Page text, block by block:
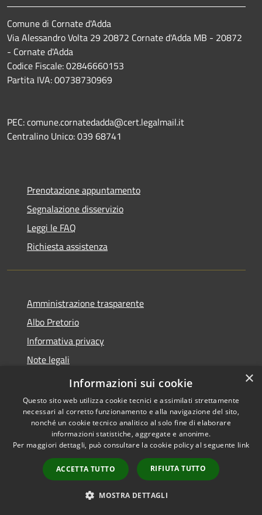
Comune di Cornate d'Adda
Via Alessandro Volta 29 20872 Cornate d'Adda MB - 20872
- Cornate d'Adda
Codice Fiscale: 02846660153
Partita IVA: 00738730969
PEC: comune.cornatedadda@cert.legalmail.it
Centralino Unico: 039 68741
Prenotazione appuntamento
Segnalazione disservizio
Leggi le FAQ
Richiesta assistenza
Amministrazione trasparente
Albo Pretorio
Informativa privacy
Note legali
Dichiarazione di accessibilità
Accessibilità
Copyright © 2026 • Città di
Cornate d'Adda • Powered by
Municipium•
Accesso
redazione
×
Informazioni sui cookie
Questo sito web utilizza cookie tecnici e assimilati strettamente
necessari al corretto funzionamento e alla navigazione del sito,
nonché un cookie tecnico analitico al solo fine di elaborare
informazioni statistiche, aggregate e anonime.
Per maggiori dettagli, può consultare la cookie policy al seguente link
ACCETTA TUTTO RIFIUTA TUTTO
MOSTRA DETTAGLI